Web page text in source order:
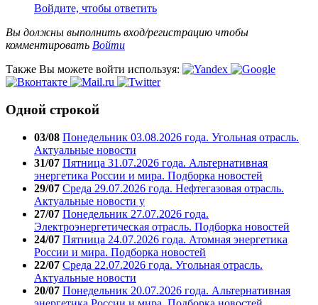
Войдите, чтобы ответить
Вы должны выполнить вход/регистрацию чтобы
комментировать Войти
Также Вы можете войти используя:
Одной строкой
03/08 Понедельник 03.08.2026 года. Угольная отрасль.
Актуальные новости
31/07 Пятница 31.07.2026 года. Альтернативная
энергетика России и мира. Подборка новостей
29/07 Среда 29.07.2026 года. Нефтегазовая отрасль.
Актуальные новости у
27/07 Понедельник 27.07.2026 года.
Электроэнергетическая отрасль. Подборка новостей
24/07 Пятница 24.07.2026 года. Атомная энергетика
России и мира. Подборка новостей
22/07 Среда 22.07.2026 года. Угольная отрасль.
Актуальные новости
20/07 Понедельник 20.07.2026 года. Альтернативная